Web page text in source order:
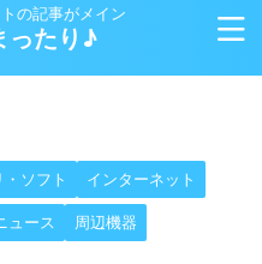
の記事がメイン
ったり♪
・ソフト インターネット
ュース 周辺機器